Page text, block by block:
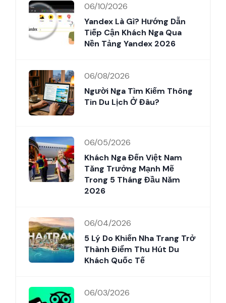
06/10/2026
Yandex Là Gì? Hướng Dẫn
Tiếp Cận Khách Nga Qua
Nền Tảng Yandex 2026
06/08/2026
Người Nga Tìm Kiếm Thông
Tin Du Lịch Ở Đâu?
06/05/2026
Khách Nga Đến Việt Nam
Tăng Trưởng Mạnh Mẽ
Trong 5 Tháng Đầu Năm
2026
06/04/2026
5 Lý Do Khiến Nha Trang Trở
Thành Điểm Thu Hút Du
Khách Quốc Tế
06/03/2026